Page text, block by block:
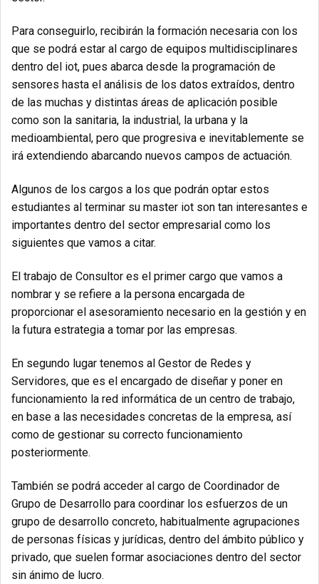
Para conseguirlo, recibirán la formación necesaria con los
que se podrá estar al cargo de equipos multidisciplinares
dentro del iot, pues abarca desde la programación de
sensores hasta el análisis de los datos extraídos, dentro
de las muchas y distintas áreas de aplicación posible
como son la sanitaria, la industrial, la urbana y la
medioambiental, pero que progresiva e inevitablemente se
irá extendiendo abarcando nuevos campos de actuación.
Algunos de los cargos a los que podrán optar estos
estudiantes al terminar su master iot son tan interesantes e
importantes dentro del sector empresarial como los
siguientes que vamos a citar.
El trabajo de Consultor es el primer cargo que vamos a
nombrar y se refiere a la persona encargada de
proporcionar el asesoramiento necesario en la gestión y en
la futura estrategia a tomar por las empresas.
En segundo lugar tenemos al Gestor de Redes y
Servidores, que es el encargado de diseñar y poner en
funcionamiento la red informática de un centro de trabajo,
en base a las necesidades concretas de la empresa, así
como de gestionar su correcto funcionamiento
posteriormente.
También se podrá acceder al cargo de Coordinador de
Grupo de Desarrollo para coordinar los esfuerzos de un
grupo de desarrollo concreto, habitualmente agrupaciones
de personas físicas y jurídicas, dentro del ámbito público y
privado, que suelen formar asociaciones dentro del sector
sin ánimo de lucro.